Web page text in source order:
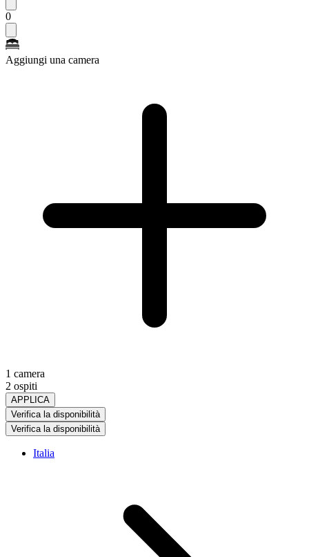
0
Aggiungi una camera
1 camera
2 ospiti
APPLICA
Verifica la disponibilità
Verifica la disponibilità
Italia